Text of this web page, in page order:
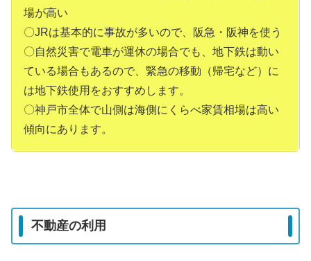
場が高い
〇JRは基本的に事故が多いので、阪急・阪神を使う
〇自然災害で電車が運休の場合でも、地下鉄は動い
ている場合もあるので、緊急の移動（帰宅など）に
は地下鉄使用をおすすめします。
〇神戸市全体で山側は海側にくらべ家賃相場は高い
傾向にあります。
不動産の利用